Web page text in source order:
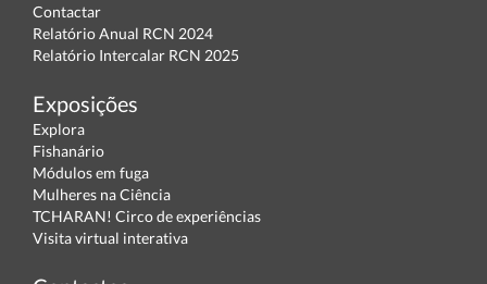
Contactar
Relatório Anual RCN 2024
Relatório Intercalar RCN 2025
Exposições
Explora
Fishanário
Módulos em fuga
Mulheres na Ciência
TCHARAN! Circo de experiências
Visita virtual interativa